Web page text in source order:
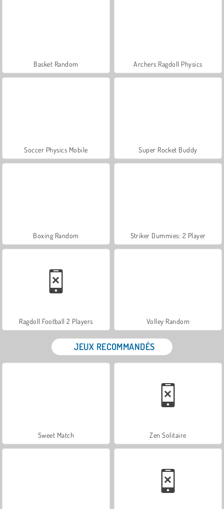
Basket Random Archers Ragdoll Physics
Soccer Physics Mobile Super Rocket Buddy
Boxing Random Striker Dummies: 2 Player
Ragdoll Football 2 Players Volley Random
JEUX RECOMMANDÉS
Sweet Match Zen Solitaire